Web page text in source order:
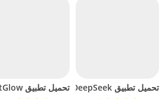
تحميل تطبيق DeepSeek مهكر للاندرويد 2025 تحميل تطبيق BrightGlow مهكر للاندرويد 2024